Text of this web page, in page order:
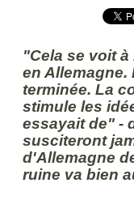
"Cela se voit
en
terminée. La
stimule les
essayait de" -
susciteront
d'Allemagne
ruine va bien